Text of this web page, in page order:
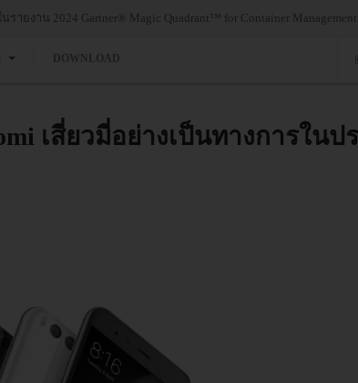
ยงาน 2024 Gartner® Magic Quadrant™ for Container
DOWNLOAD
เสี่ยวมี่อย่างเป็นทางการในป